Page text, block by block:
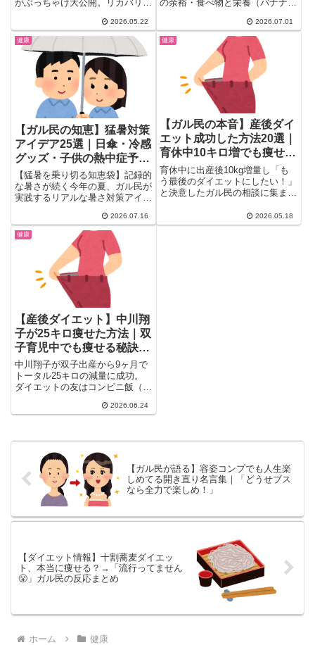
がぶっちゃけ大公開。リカバリー
対誰にも言わないから」など、健
康グッズからメディア・日常フレ
ーズまで幅広く、30〜50代女性
が深く頷く本音コメント35選を
まとめました。
2026.05.22
の余裕・食べ物と栄養（バナナ・
薬・運動・猫や音楽・書き出すノ
ート術・眠れない夜の対策まで、
検索しても出てこない実体験ベー
スの対処法を7つの切り口で徹底
まとめました。
2026.07.01
健康
【ガル民の知恵】猛暑対策
アイデア25選｜日傘・冷感
グッズ・子供の熱中症予防
まとめ
【猛暑を乗り切る知恵袋】記録的
な暑さが続く今年の夏、ガル民が
実践するリアルな暑さ対策アイデ
方、冷感グッズの効果的な使い
方、子供の熱中症予防、街づくり
への願いまで、今日から試せる工
夫が満載。実体験ベースの声をチ
ェックしてみて。
2026.07.16
健康
【ガル民の本音】産後ダイ
エット成功した方法20選｜
育休中10キロ増でも痩せた
食事と運動
育休中に出産後10kg増量し「も
う最後のダイエットにしたい！」
と決意したガル民の相談に集まっ
アプリ・ウォーキング・筋トレな
ど続けられる方法が集結。「ダイ
2026.05.18
健康
【産後ダイエット】中川翔
子が25キロ痩せた方法｜双
子育児中でも痩せる秘訣に
ガル民が反応
中川翔子が双子出産から9ヶ月で
トータル25キロの減量に成功。
ダイエットの友はコンビニ飯（セ
「スイカスティック」）。育児中
必見のまとめ。
2026.06.24
【ガル民が語る】容姿コンプでも人生楽
しめてる開き直り名言集｜「どうせブス
なら全力で楽しめ！」
【ダイエット情報】十割蕎麦ダイエッ
ト、本当に痩せる？→「流行ってません
😤」ガル民の反応まとめ
ホーム 健康